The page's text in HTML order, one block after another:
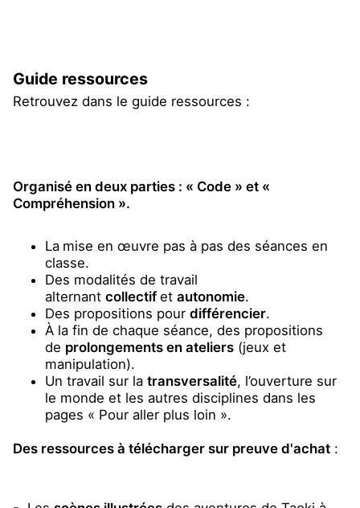
Guide ressources
Retrouvez dans le guide ressources :
Organisé en deux parties : « Code » et «
Compréhension ».
La mise en œuvre pas à pas des séances en
classe.
Des modalités de travail
alternant collectif et autonomie.
Des propositions pour différencier.
À la fin de chaque séance, des propositions
de prolongements en ateliers (jeux et
manipulation).
Un travail sur la transversalité, l’ouverture sur
le monde et les autres disciplines dans les
pages « Pour aller plus loin ».
Des ressources à télécharger sur preuve d'achat :